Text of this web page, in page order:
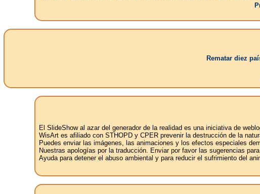
Rematar diez
El SlideShow al azar del generador de la realidad es una iniciativa de
WisArt es afiliado con STHOPD y CPER prevenir la destrucción de la
Puedes enviar las imágenes, las animaciones y los efectos especiales
Nuestras apologías por la traducción. Enviar por favor las sugerencias
Ayuda para detener el abuso ambiental y para reducir el sufrimiento del